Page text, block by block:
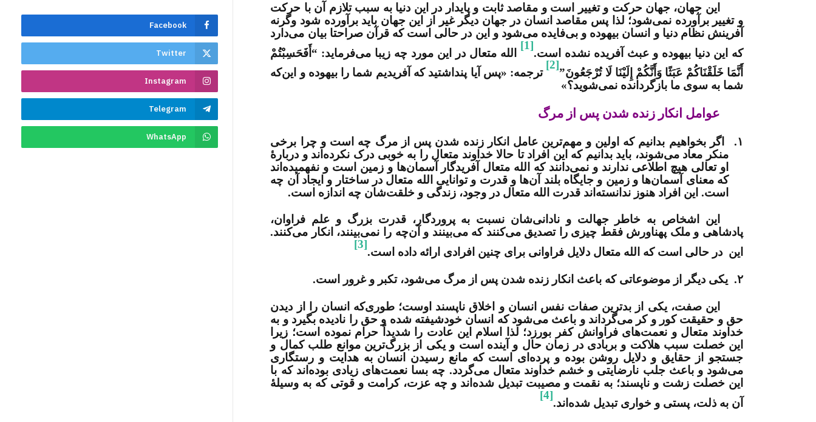
این جهان، جهان حرکت و تغییر است و مقاصد ثابت و پایدار در این دنیا به سبب تلازم آن با حرکت
و تغییر برآورده نمی‌شود؛ لذا پس مقاصد انسان در جهان دیگر غیر از این جهان باید برآورده شود وگرنه
آفرینش نظام دنیا و انسان بیهوده و بی‌فایده می‌شود و این در حالی است که قرآن صراحتا بیان می‌دارد
که این دنیا بیهوده و عبث آفریده نشده است.
[1]
الله متعال در این مورد چه زیبا می‌فرماید: “أَفَحَسِبْتُمْ
أَنَّمَا خَلَقْنَاكُمْ عَبَثًا وَأَنَّكُمْ إِلَيْنَا لَا تُرْجَعُونَ”
[2]
ترجمه: «پس آیا پنداشتید که آفریدیم شما را بیهوده و این‌که
شما به سوی ما بازگردانده نمی‌شوید؟»
عوامل انکار زنده شدن پس از مرگ
۱.
اگر بخواهیم بدانیم که اولین و مهم‌ترین عامل انکار زنده شدن پس از مرگ چه است و چرا برخی
منکر معاد می‌شوند، باید بدانیم که این افراد تا حالا خداوند متعال را به خوبی درک نکرده‌اند و دربارۀ
او تعالی هیچ اطلاعی ندارند و نمی‌دانند که الله متعال آفریدگار آسمان‌‌ها و زمین است و نفهمیده‌اند
که معنای آسمان‌ها و زمین و جایگاه بلند آن‌ها و قدرت و توانایی الله متعال در ساختار و ایجاد آن چه
است. این افراد هنوز ندانسته‌اند قدرت الله متعال در وجود، زندگی و خلقت‌شان چه اندازه است.
این اشخاص به خاطر جهالت و نادانی‌شان نسبت به پروردگار، قدرت بزرگ و علم فراوان،
پادشاهی و ملک پهناورش فقط چیزی را تصدیق می‌کنند که می‌بینند و آن‌چه را نمی‌بینند، انکار می‌کنند.
این در حالی است که الله متعال دلایل فراوانی برای چنین افرادی ارائه داده است.
[3]
۲. یکی دیگر از موضوعاتی که باعث انکار زنده شدن پس از مرگ می‌شود، تکبر و غرور است.
این صفت، یکی از بدترین صفات نفس انسان و اخلاق ناپسند اوست؛ طوری‌که انسان را از دیدن
حق و حقیقت کور و کر می‌گرداند و باعث می‌شود که انسان خودشیفته شده و حق را نادیده بگیرد و به
خداوند متعال و نعمت‌های فراوانش کفر بورزد؛ لذا اسلام این عادت را شدیداً حرام نموده است؛ زیرا
این خصلت سبب هلاکت و بربادی در زمان حال و آینده است و یکی از بزرگ‌ترین موانع طلب کمال و
جستجو از حقایق و دلایل روشن بوده و پرده‌ای است که مانع رسیدن انسان به هدایت و رستگاری
می‌شود و باعث جلب نارضایتی و خشم خداوند متعال می‌گردد. چه بسا نعمت‌های زیادی بوده‌اند که با
این خصلت زشت و ناپسند؛ به نقمت و مصیبت تبدیل شده‌اند و چه عزت، کرامت و قوتی که به وسیلۀ
آن به ذلت، پستی و خواری تبدیل شده‌اند.
[4]
Facebook
Twitter
Instagram
Telegram
WhatsApp